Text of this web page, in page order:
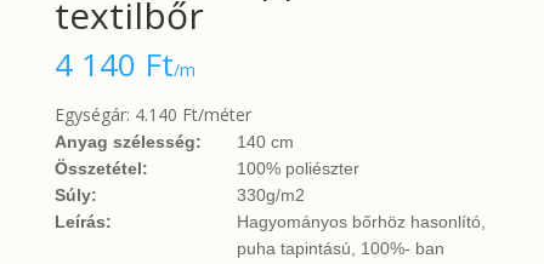
textilbőr
4 140 Ft/m
Egységár: 4.140 Ft/méter
Anyag szélesség:
140 cm
Összetétel:
100% poliészter
Súly:
330g/m2
Leírás:
Hagyományos bőrhöz hasonlító,
puha tapintású, 100%- ban